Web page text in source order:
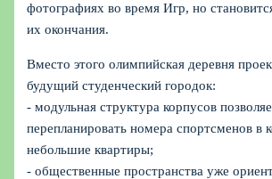
фотографиях во время Игр, но
их окончания.
Вместо этого олимпийская деревня
будущий студенческий городок:
- модульная структура корпусов
перепланировать номера спортсменов в
небольшие квартиры;
- общественные пространства уже